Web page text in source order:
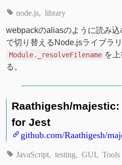
node.js library
webpackのaliasのように読み
で切り替えるNode.jsライブラリ
Module._resolveFilename を
る。
Raathigesh/majestic:
for Jest
github.com/Raathigesh/
JavaScript testing GUI Tools